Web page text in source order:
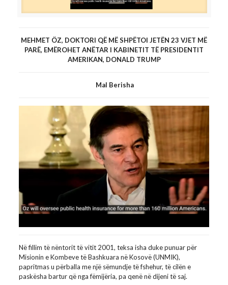
ANËTAR I KABINETIT TË
PRESIDENTIT AMERIKAN,
DONALD TRUMP
MEHMET ÖZ, DOKTORI QË MË SHPËTOI JETËN 23 VJET MË
PARË, EMËROHET ANËTAR I KABINETIT TË PRESIDENTIT
AMERIKAN, DONALD TRUMP
Mal Berisha
Në fillim të nëntorit të vitit 2001, teksa isha duke punuar për
Misionin e Kombeve të Bashkuara në Kosovë (UNMIK),
papritmas u përballa me një sëmundje të fshehur, të cilën e
paskësha bartur që nga fëmijëria, pa qenë në dijeni të saj.